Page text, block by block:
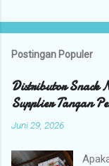
Postingan Populer
Distributor Snack
Supplier Tangan
Juni 29, 2026